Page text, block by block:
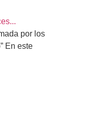
por los
En este